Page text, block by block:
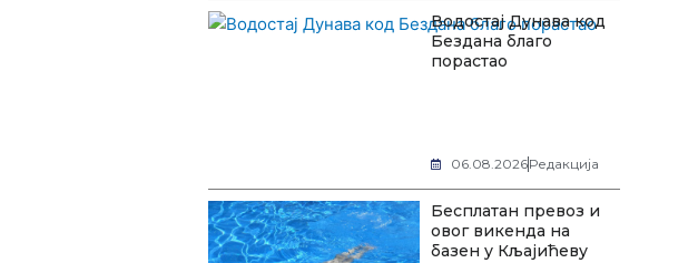
Водостај Дунава код
Бездана благо
порастао
06.08.2026Редакција
Бесплатан превоз и
овог викенда на
базен у Кљајићеву